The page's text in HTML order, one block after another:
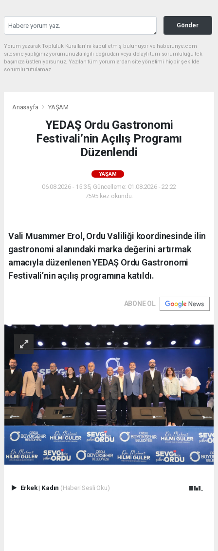
Gönder
Yorum yazarak Topluluk Kuralları’nı kabul etmiş bulunuyor ve haberunye.com
sitesine yaptığınız yorumunuzla ilgili doğrudan veya dolaylı tüm sorumluluğu tek
başınıza üstleniyorsunuz. Yazılan tüm yorumlardan site yönetimi hiçbir şekilde
sorumlu tutulamaz.
Anasayfa YAŞAM
YEDAŞ Ordu Gastronomi
Festivali’nin Açılış Programı
Düzenlendi
YAŞAM
06.08.2026 - 15:35, Güncelleme: 01.08.2026 - 22:22
7595 kez okundu.
Vali Muammer Erol, Ordu Valiliği koordinesinde ilin
gastronomi alanındaki marka değerini artırmak
amacıyla düzenlenen YEDAŞ Ordu Gastronomi
Festivali’nin açılış programına katıldı.
ABONE OL
Erkek| Kadın (Haberi Sesli Oku)